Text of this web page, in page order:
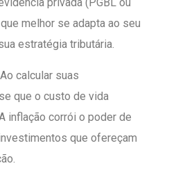
privada (PGBL ou
melhor se adapta ao seu
estratégia tributária.
Ao calcular suas
que o custo de vida
inflação corrói o poder de
que ofereçam